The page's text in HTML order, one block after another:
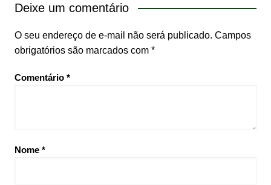
Deixe um comentário
O seu endereço de e-mail não será publicado. Campos
obrigatórios são marcados com *
Comentário *
Nome *